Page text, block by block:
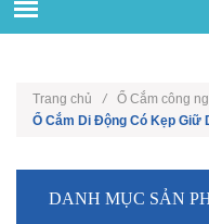
Trang chủ / Ổ Cắm công
Ổ Cắm Di Động Có Kẹp Giữ
DANH MỤC SẢN